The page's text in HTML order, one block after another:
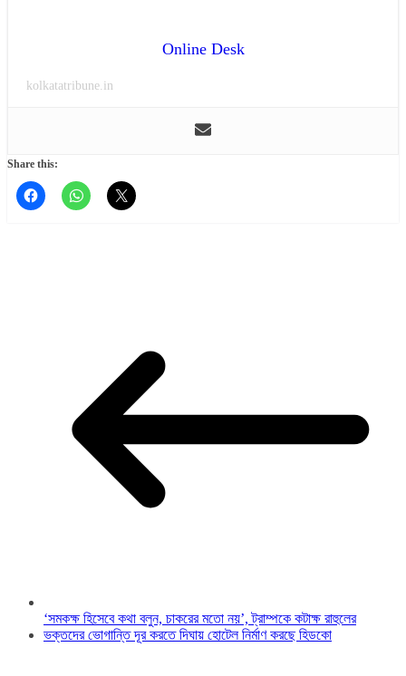
Online Desk
kolkatatribune.in
Share this:
‘সমকক্ষ হিসেবে কথা বলুন, চাকরের মতো নয়’, ট্রাম্পকে কটাক্ষ রাহুলের
ভক্তদের ভোগান্তি দূর করতে দিঘায় হোটেল নির্মাণ করছে হিডকো